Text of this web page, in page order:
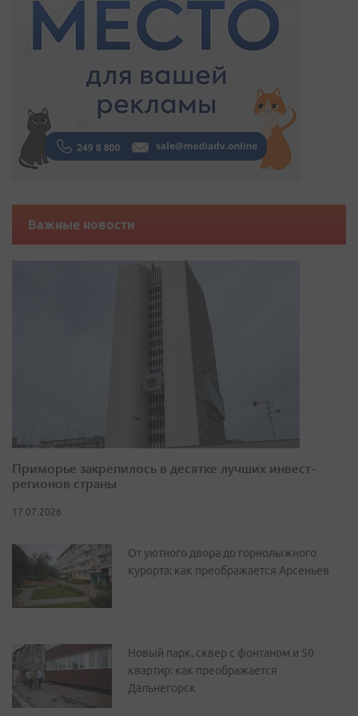
Важные новости
Приморье закрепилось в десятке лучших инвест-
регионов страны
17.07.2026
От уютного двора до горнолыжного
курорта: как преображается Арсеньев
Новый парк, сквер с фонтаном и 50
квартир: как преображается
Дальнегорск